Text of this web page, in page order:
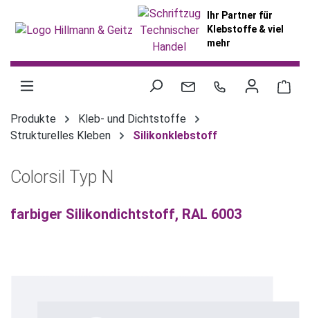
Ihr Partner für
Klebstoffe & viel
mehr
Produkte
Kleb- und Dichtstoffe
Strukturelles Kleben
Silikonklebstoff
Colorsil Typ N
farbiger Silikondichtstoff, RAL 6003